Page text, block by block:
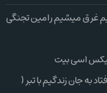
غرق میشیم رامین تجنگی
اسی بیت
به جان زندگیم با تبر (